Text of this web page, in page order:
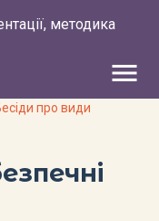
методика
menu
про види